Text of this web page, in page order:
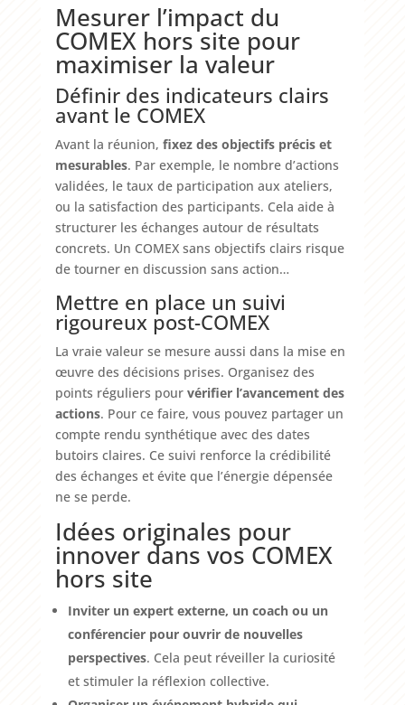
Mesurer l’impact du
COMEX hors site pour
maximiser la valeur
Définir des indicateurs clairs
avant le COMEX
Avant la réunion, fixez des objectifs précis et
mesurables. Par exemple, le nombre d’actions
validées, le taux de participation aux ateliers,
ou la satisfaction des participants. Cela aide à
structurer les échanges autour de résultats
concrets. Un COMEX sans objectifs clairs risque
de tourner en discussion sans action…
Mettre en place un suivi
rigoureux post-COMEX
La vraie valeur se mesure aussi dans la mise en
œuvre des décisions prises. Organisez des
points réguliers pour vérifier l’avancement des
actions. Pour ce faire, vous pouvez partager un
compte rendu synthétique avec des dates
butoirs claires. Ce suivi renforce la crédibilité
des échanges et évite que l’énergie dépensée
ne se perde.
Idées originales pour
innover dans vos COMEX
hors site
Inviter un expert externe, un coach ou un
conférencier pour ouvrir de nouvelles
perspectives. Cela peut réveiller la curiosité
et stimuler la réflexion collective.